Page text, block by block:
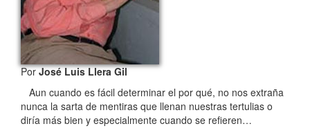
PorJosé Luis Llera Gil
Aun cuando es fácil determinar el por qué, no nos extraña
nunca la sarta de mentiras que llenan nuestras tertulias o
diría más bien y especialmente cuando se refieren…